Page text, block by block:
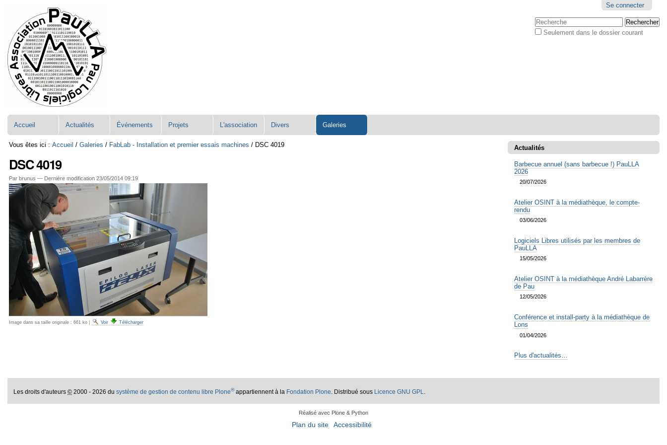
contenu.
Aller
à
la
navigation
personnels
Se connecter
Chercher par
Seulement dans le dossier courant
Accueil Actualités Événements Projets L'association Divers Galeries
Vous êtes ici : Accueil /Galeries / FabLab - Installation et premier essais machines / DSC 4019
DSC 4019
Par brunus — Dernière modification 23/05/2014 09:19
Image dans sa taille originale : 661 ko Voir Télécharger
Actualités
Barbecue annuel (sans barbecue !) PauLLA
2026
20/07/2026
Atelier OSINT à la médiathèque, le compte-
rendu
03/06/2026
Logiciels Libres utilisés par les membres de
PauLLA
15/05/2026
Atelier OSINT à la médiathèque André Labarrère
de Pau
12/05/2026
Conférence et install-party à la médiathèque de
Lons
01/04/2026
Plus d'actualités…
Les droits d'auteurs© 2000 - 2026 dusystème de gestion de contenu libre Plone®appartiennent à la Fondation Plone . Distribué sous Licence GNU GPL
Réalisé avec Plone & Python
Plan du site Accessibilité